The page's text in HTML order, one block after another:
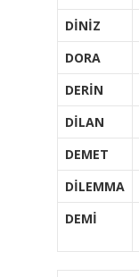
DİNİZ
DORA
DERİN
DİLAN
DEMET
DİLEMMA
DEMİ